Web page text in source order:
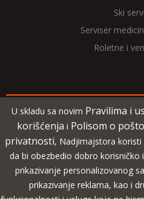
Ski
Serviser
Roletne i
Copyright 2026
Informacije i grafički
Projekat digitalne
U skladu sa novim Pravilima i
korišćenja i Polisom o
privatnosti, Nadjimajstora koristi
da bi obezbedio dobro korisničko
prikazivanje personalizovanog
prikazivanje reklama, kao i